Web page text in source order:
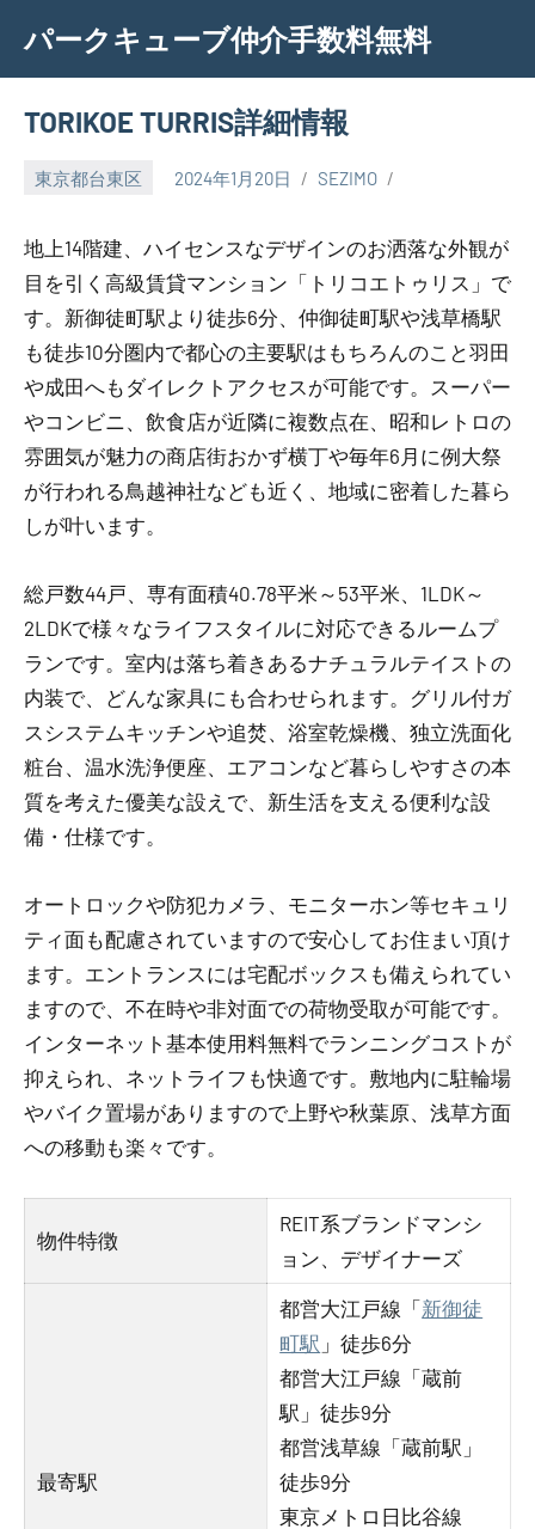
content
パークキューブ仲介手数料無料
TORIKOE TURRIS詳細情報
東京都台東区 2024年1月20日 SEZIMO
地上14階建、ハイセンスなデザインのお洒落な外観が
目を引く高級賃貸マンション「トリコエトゥリス」で
す。新御徒町駅より徒歩6分、仲御徒町駅や浅草橋駅
も徒歩10分圏内で都心の主要駅はもちろんのこと羽田
や成田へもダイレクトアクセスが可能です。スーパー
やコンビニ、飲食店が近隣に複数点在、昭和レトロの
雰囲気が魅力の商店街おかず横丁や毎年6月に例大祭
が行われる鳥越神社なども近く、地域に密着した暮ら
しが叶います。
総戸数44戸、専有面積40.78平米～53平米、1LDK～
2LDKで様々なライフスタイルに対応できるルームプ
ランです。室内は落ち着きあるナチュラルテイストの
内装で、どんな家具にも合わせられます。グリル付ガ
スシステムキッチンや追焚、浴室乾燥機、独立洗面化
粧台、温水洗浄便座、エアコンなど暮らしやすさの本
質を考えた優美な設えで、新生活を支える便利な設
備・仕様です。
オートロックや防犯カメラ、モニターホン等セキュリ
ティ面も配慮されていますので安心してお住まい頂け
ます。エントランスには宅配ボックスも備えられてい
ますので、不在時や非対面での荷物受取が可能です。
インターネット基本使用料無料でランニングコストが
抑えられ、ネットライフも快適です。敷地内に駐輪場
やバイク置場がありますので上野や秋葉原、浅草方面
への移動も楽々です。
物件特徴
REIT系ブランドマンシ
ョン、デザイナーズ
最寄駅
都営大江戸線「新御徒
町駅 」徒歩6分
都営大江戸線「蔵前
駅」徒歩9分
都営浅草線「蔵前駅」
徒歩9分
東京メトロ日比谷線